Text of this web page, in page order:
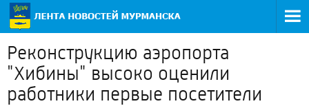
Реконструкцию аэропорта
"Хибины" высоко оценили
работники первые посетители